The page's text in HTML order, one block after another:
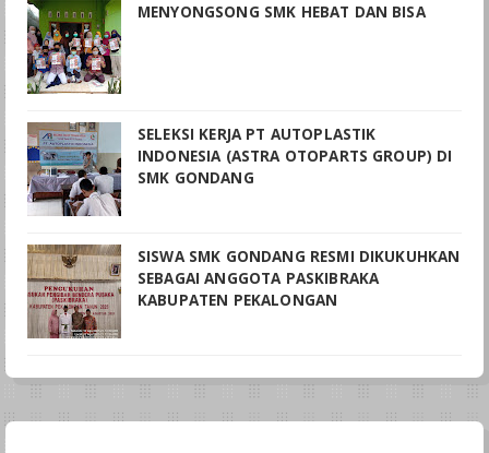
MENYONGSONG SMK HEBAT DAN BISA
SELEKSI KERJA PT AUTOPLASTIK
INDONESIA (ASTRA OTOPARTS GROUP) DI
SMK GONDANG
SISWA SMK GONDANG RESMI DIKUKUHKAN
SEBAGAI ANGGOTA PASKIBRAKA
KABUPATEN PEKALONGAN